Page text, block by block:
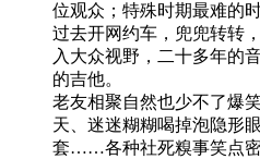
位观众；特殊时期最难的
过去开网约车，兜兜转转
入大众视野，二十多年的
的吉他。
老友相聚自然也少不了爆
天、迷迷糊糊喝掉泡隐形
套……各种社死糗事笑点